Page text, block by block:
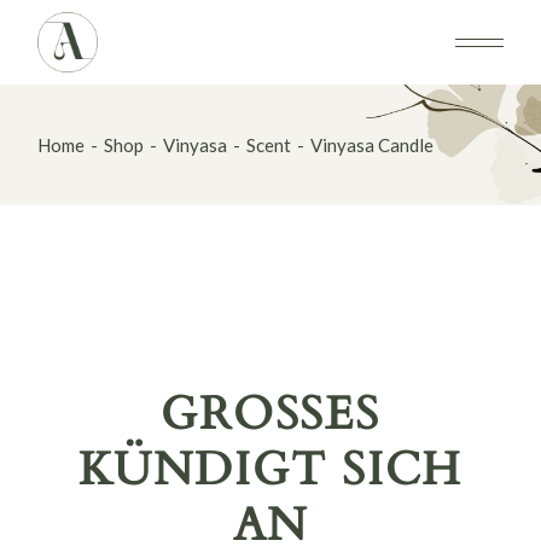
content
Home Shop Vinyasa Scent Vinyasa Candle
GROSSES K
ÜNDIGT SICH A
N